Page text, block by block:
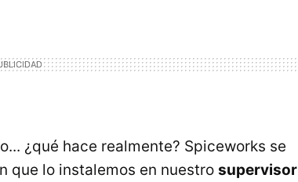
¿qué hace realmente? Spiceworks se
que lo instalemos en nuestro supervisor